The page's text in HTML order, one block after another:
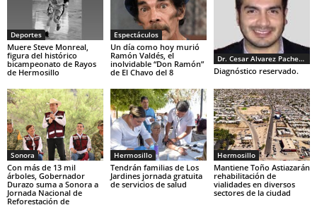
Deportes
Muere Steve Monreal,
figura del histórico
bicampeonato de Rayos
de Hermosillo
Espectáculos
Un día como hoy murió
Ramón Valdés, el
inolvidable “Don Ramón”
de El Chavo del 8
Dr. Cesar Alvarez Pacheco
Diagnóstico reservado.
Sonora
Con más de 13 mil
árboles, Gobernador
Durazo suma a Sonora a
Jornada Nacional de
Reforestación de
Hermosillo
Tendrán familias de Los
Jardines jornada gratuita
de servicios de salud
Hermosillo
Mantiene Toño Astiazarán
rehabilitación de
vialidades en diversos
sectores de la ciudad